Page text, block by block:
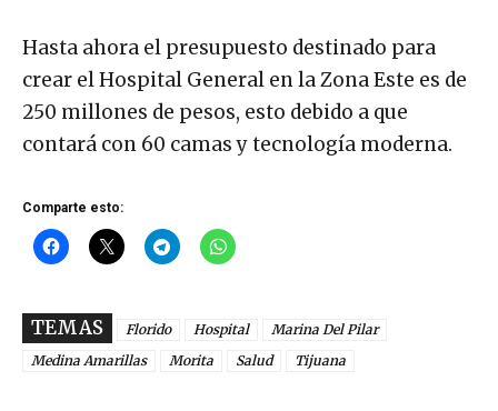
Hasta ahora el presupuesto destinado para
crear el Hospital General en la Zona Este es de
250 millones de pesos, esto debido a que
contará con 60 camas y tecnología moderna.
Comparte esto:
TEMAS Florido Hospital
Marina Del Pilar
Medina Amarillas
Morita Salud Tijuana